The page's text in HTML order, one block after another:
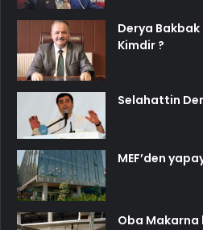
Derya Bakbak
Kimdir ?
Selahattin
MEF’den
Oba Makarna